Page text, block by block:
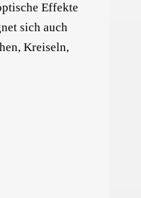
Effekte
sich auch
Kreiseln,